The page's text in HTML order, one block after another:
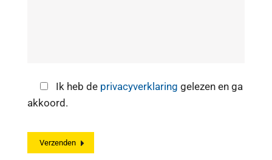
Ik heb de privacyverklaring gelezen en ga
akkoord.